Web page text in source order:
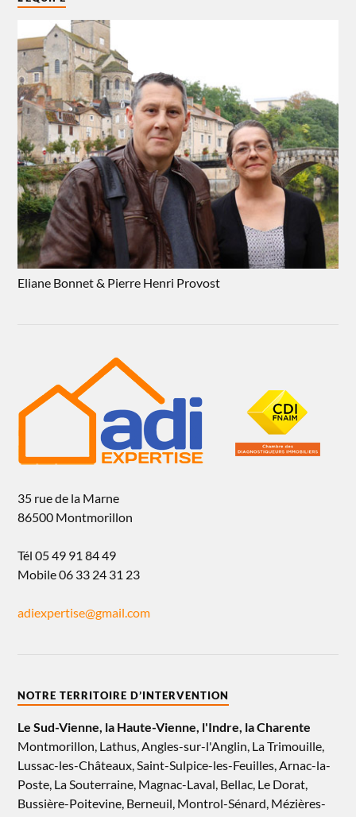
Eliane Bonnet & Pierre Henri Provost
35 rue de la Marne
86500 Montmorillon
Tél 05 49 91 84 49
Mobile 06 33 24 31 23
adiexpertise@gmail.com
NOTRE TERRITOIRE D’INTERVENTION
Le Sud-Vienne, la Haute-Vienne, l'Indre, la Charente
Montmorillon, Lathus, Angles-sur-l'Anglin, La Trimouille,
Lussac-les-Châteaux, Saint-Sulpice-les-Feuilles, Arnac-la-
Poste, La Souterraine, Magnac-Laval, Bellac, Le Dorat,
Bussière-Poitevine, Berneuil, Montrol-Sénard, Mézières-